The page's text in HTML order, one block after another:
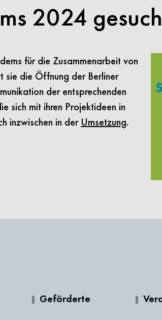
2024
für die Zusammenarbeit von
sie die Öffnung der Berliner
der entsprechenden
sich mit ihren Projektideen in
inzwischen in der Umsetzung.
Geförderte